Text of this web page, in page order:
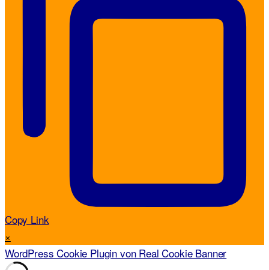
Copy Link
×
WordPress Cookie Plugin von Real Cookie Banner